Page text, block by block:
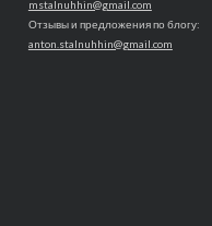
mstalnuhhin@gmail.com
Отзывы и предложения по блогу:
anton.stalnuhhin@gmail.com